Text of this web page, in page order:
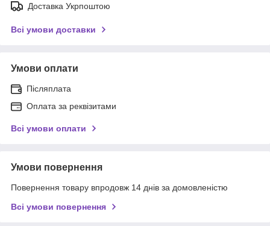
Доставка Укрпоштою
Всі умови доставки
Умови оплати
Післяплата
Оплата за реквізитами
Всі умови оплати
Умови повернення
Повернення товару впродовж 14 днів за домовленістю
Всі умови повернення